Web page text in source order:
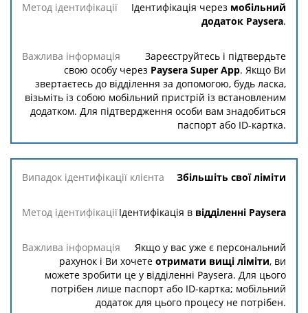
Ідентифікація через мобільний
додаток Paysera.
Зареєструйтесь і підтвердьте
свою особу через Paysera Super App. Якщо Ви
звертаєтесь до відділення за допомогою, будь ласка,
візьміть із собою мобільний пристрій із встановленим
додатком. Для підтвердження особи вам знадобиться
паспорт або ID-картка.
Збільшіть свої ліміти
Ідентифікація в відділенні Paysera
Якщо у вас уже є персональний
рахунок і Ви хочете отримати вищі ліміти, ви
можете зробити це у відділенні Paysera. Для цього
потрібен лише паспорт або ID-картка; мобільний
додаток для цього процесу не потрібен.